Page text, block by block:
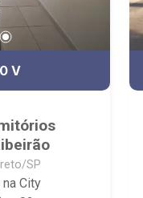
V
SP
City